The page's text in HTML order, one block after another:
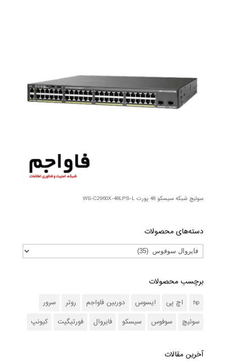
سوئیچ شبکه سیسکو 48 پورت WS-C2960X-48LPS-L
دسته‌های محصولات
برچسب محصولات
hp اچ پی ایسوس دوربین فاواجم روتر
سرور
سوئیچ
سوفوس سیسکو فایروال فورتیگیت کیونپ
آخرین مقالات